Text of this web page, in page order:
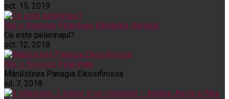
oct. 15, 2019
Noi și Biserica Pelerinaje Rânduieli liturgice
Ce este pelerinajul?
oct. 12, 2018
Noi și Biserica Pelerinaje
Mânăstirea Panagia Eikosifinissa
iul. 7, 2018